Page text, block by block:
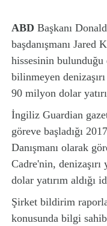
ABD Başkanı Donald
başdanışmanı Jared
hissesinin
bilinmeyen
90 milyon dolar
İngiliz Guardian
göreve başladığı
Danışmanı olarak
Cadre'nin,
dolar yatırım aldığı
Şirket bildirim
konusunda bilgi